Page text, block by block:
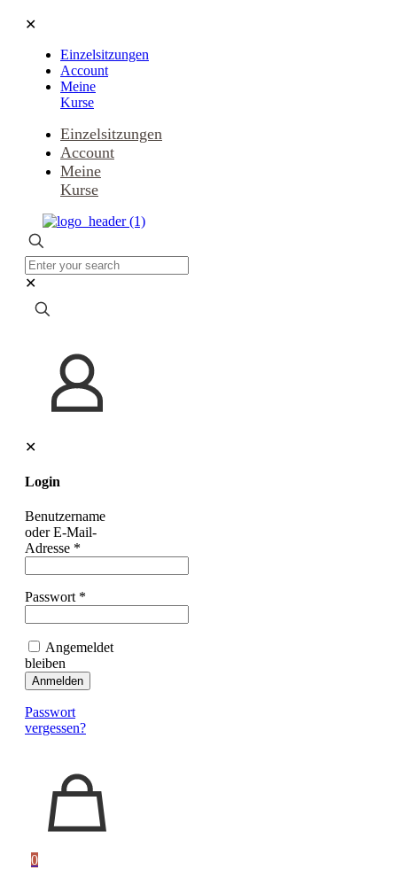
✕
Einzelsitzungen
Account
Meine
Kurse
Einzelsitzungen
Account
Meine
Kurse
✕
✕
Login
Benutzername
oder E-Mail-
Adresse *
Passwort *
Angemeldet
bleiben
Anmelden
Passwort
vergessen?
0